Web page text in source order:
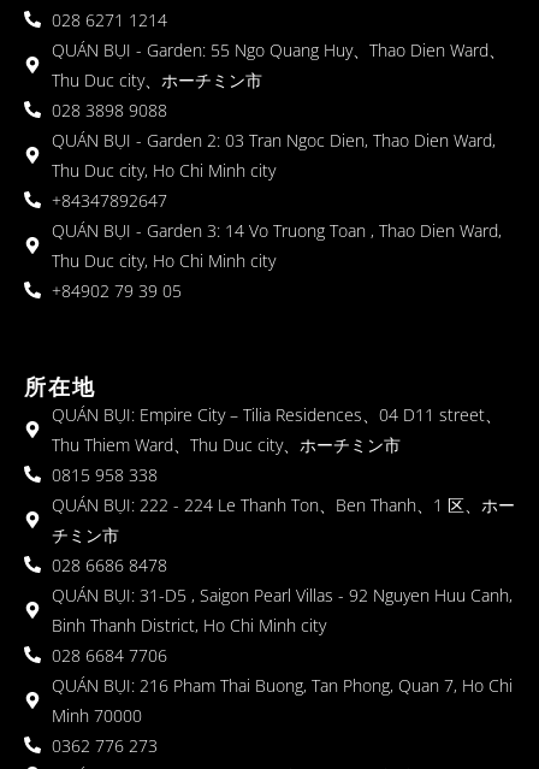
028 6271 1214
QUÁN BỤI - Garden: 55 Ngo Quang Huy、Thao Dien Ward、
Thu Duc city、ホーチミン市
028 3898 9088
QUÁN BỤI - Garden 2: 03 Tran Ngoc Dien, Thao Dien Ward,
Thu Duc city, Ho Chi Minh city
+84347892647
QUÁN BỤI - Garden 3: 14 Vo Truong Toan , Thao Dien Ward,
Thu Duc city, Ho Chi Minh city
+84902 79 39 05
所在地
QUÁN BỤI: Empire City – Tilia Residences、04 D11 street、
Thu Thiem Ward、Thu Duc city、ホーチミン市
0815 958 338
QUÁN BỤI: 222 - 224 Le Thanh Ton、Ben Thanh、1 区、ホー
チミン市
028 6686 8478
QUÁN BỤI: 31-D5 , Saigon Pearl Villas - 92 Nguyen Huu Canh,
Binh Thanh District, Ho Chi Minh city
028 6684 7706
QUÁN BỤI: 216 Pham Thai Buong, Tan Phong, Quan 7, Ho Chi
Minh 70000
0362 776 273